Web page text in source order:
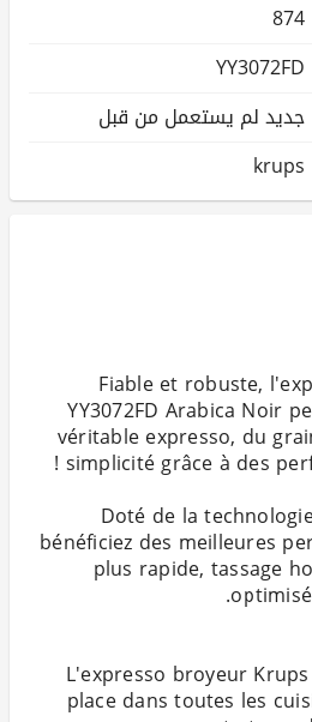
874
YY3072FD
جديد لم يستعمل من قبل
krups
Fiable et robuste,
YY3072FD Arabica Noir
véritable expresso, du
Doté de la
bénéficiez des meilleures
plus rapide, tassage
L'expresso broyeur
place dans toutes les